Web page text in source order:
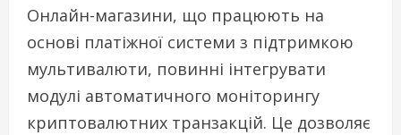
Онлайн-магазини, що працюють на
основі платіжної системи з підтримкою
мультивалюти, повинні інтегрувати
модулі автоматичного моніторингу
криптовалютних транзакцій. Це дозволяє